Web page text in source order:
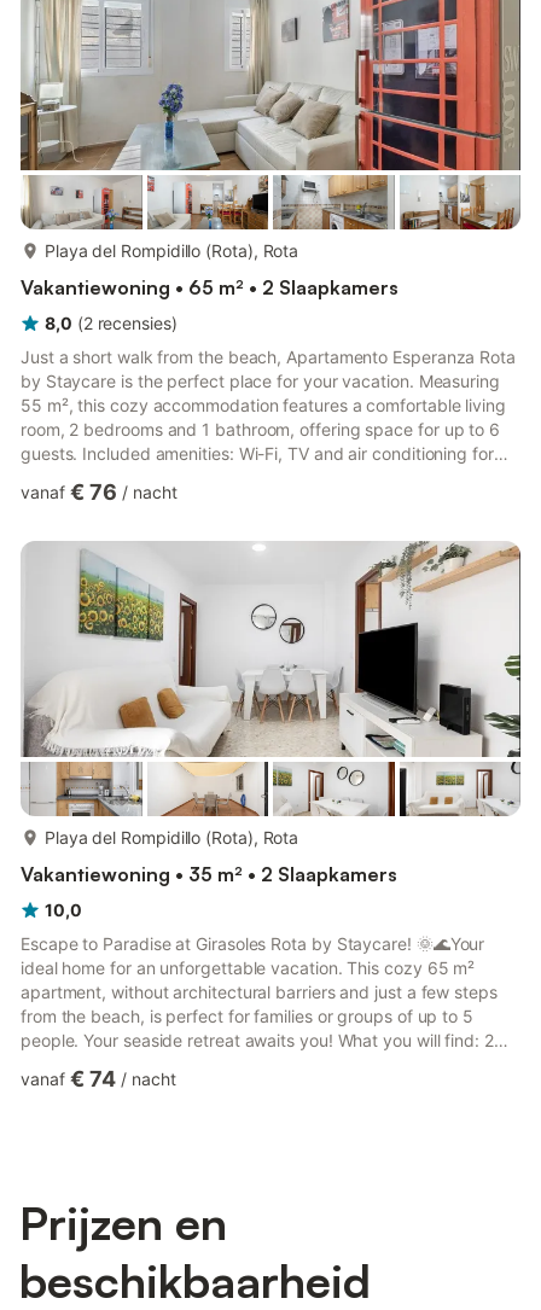
douche/WC....
Playa del Rompidillo (Rota), Rota
Vakantiewoning • 65 m² • 2 Slaapkamers
8,0 (2 recensies)
Just a short walk from the beach, Apartamento Esperanza Rota
by Staycare is the perfect place for your vacation. Measuring
55 m², this cozy accommodation features a comfortable living
room, 2 bedrooms and 1 bathroom, offering space for up to 6
guests. Included amenities: Wi-Fi, TV and air conditioning for
high chair for families with small children upon request.Free
smoking and events are not allowed.Groups of guests under 25
years of age are not allowed.Important note: Dur...
vanaf € 76 / nacht
Playa del Rompidillo (Rota), Rota
Vakantiewoning • 35 m² • 2 Slaapkamers
10,0
Escape to Paradise at Girasoles Rota by Staycare! 🌞🌊Your
ideal home for an unforgettable vacation. This cozy 65 m²
apartment, without architectural barriers and just a few steps
from the beach, is perfect for families or groups of up to 5
people. Your seaside retreat awaits you! What you will find: 2
fully equipped kitchen1 modern and functional
vanaf € 74 / nacht
Prijzen en
beschikbaarheid